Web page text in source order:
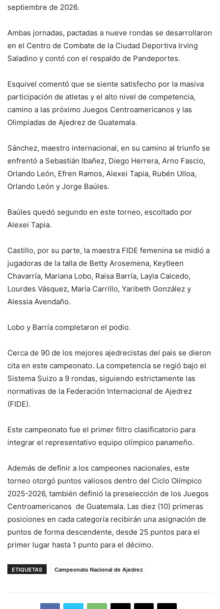
septiembre de 2026.
Ambas jornadas, pactadas a nueve rondas se desarrollaron
en el Centro de Combate de la Ciudad Deportiva Irving
Saladino y contó con el respaldo de Pandeportes.
Esquivel comentó que se siente satisfecho por la masiva
participación de atletas y el alto nivel de competencia,
camino a las próximo Juegos Centroamericanos y las
Olimpiadas de Ajedrez de Guatemala.
Sánchez, maestro internacional, en su camino al triunfo se
enfrentó a Sebastián Ibañez, Diego Herrera, Arno Fascio,
Orlando León, Efren Ramos, Alexei Tapia, Rubén Ulloa,
Orlando León y Jorge Baúles.
Baúles quedó segundo en este torneo, escoltado por
Alexei Tapia.
Castillo, por su parte, la maestra FIDE femenina se midió a
jugadoras de la talla de Betty Arosemena, Keytleen
Chavarría, Mariana Lobo, Raisa Barría, Layla Caicedo,
Lourdes Vásquez, María Carrillo, Yaribeth González y
Alessia Avendaño.
Lobo y Barría completaron el podio.
Cerca de 90 de los mejores ajedrecistas del país se dieron
cita en este campeonato. La competencia se regió bajo el
Sistema Suizo a 9 rondas, siguiendo estrictamente las
normativas de la Federación Internacional de Ajedrez
(FIDE).
Este campeonato fue el primer filtro clasificatorio para
integrar el representativo equipo olímpico panameño.
Además de definir a los campeones nacionales, este
torneo otorgó puntos valiosos dentro del Ciclo Olímpico
2025-2026, también definió la preselección de los Juegos
Centroamericanos de Guatemala. Las diez (10) primeras
posiciones en cada categoría recibirán una asignación de
puntos de forma descendente, desde 25 puntos para el
primer lugar hasta 1 punto para el décimo.
ETIQUETAS Campeonato Nacional de Ajedrez